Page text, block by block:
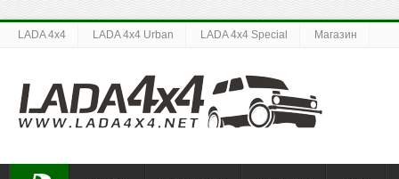
LADA 4x4 LADA 4x4 Urban LADA 4x4 Special Магазин